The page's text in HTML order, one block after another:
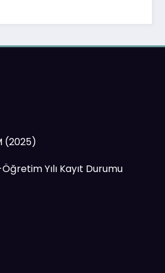
(2025)
Yılı Kayıt Durumu